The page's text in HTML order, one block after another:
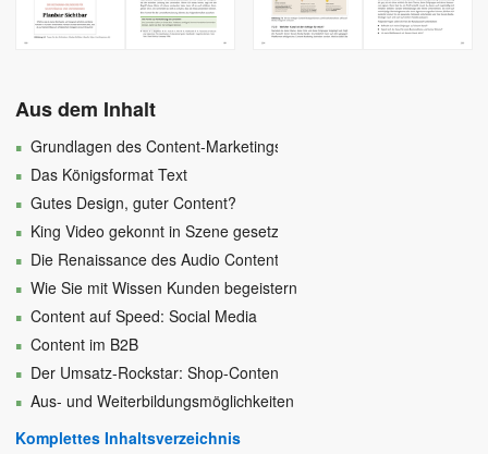
Aus dem Inhalt
Grundlagen des Content-Marketings
Das Königsformat Text
Gutes Design, guter Content?
King Video gekonnt in Szene gesetzt
Die Renaissance des Audio Contents
Wie Sie mit Wissen Kunden begeistern
Content auf Speed: Social Media
Content im B2B
Der Umsatz-Rockstar: Shop-Content
Aus- und Weiterbildungsmöglichkeiten
Komplettes Inhaltsverzeichnis